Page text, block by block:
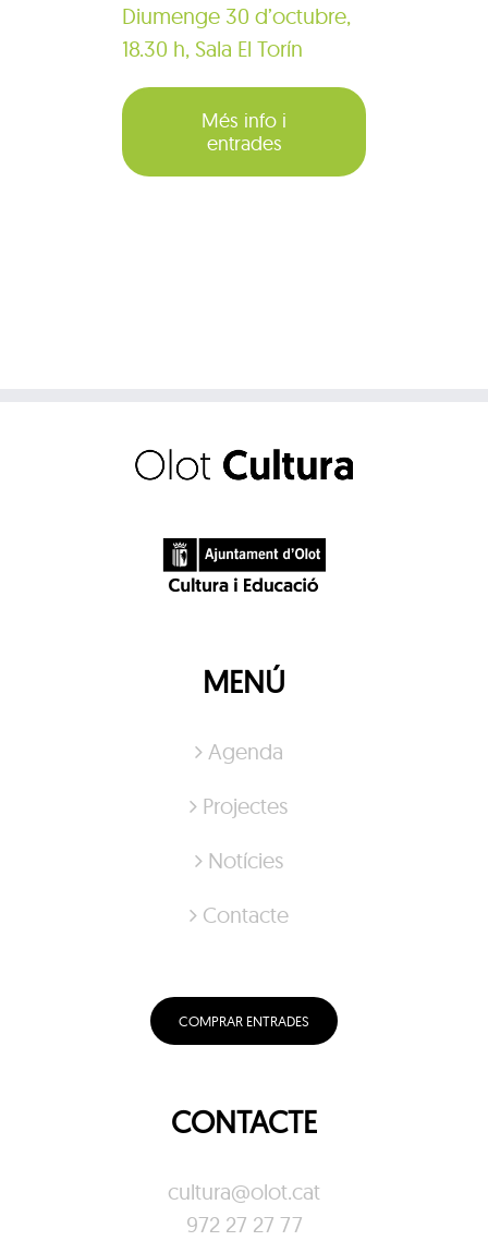
Diumenge 30 d’octubre,
18.30 h, Sala El Torín
Més info i
entrades
MENÚ
Agenda
Projectes
Notícies
Contacte
COMPRAR ENTRADES
CONTACTE
cultura@olot.cat
972 27 27 77